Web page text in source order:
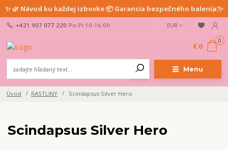
✨ 🌿 Návod ku každej izbovke 📦 Garancia bezpečného balenia ✨
Menu
EUR
+421 907 077 220 Po-Pi 10-16:00
0
€ 0
Úvod RASTLINY Scindapsus Silver Hero
Scindapsus Silver Hero